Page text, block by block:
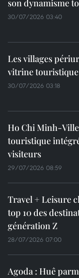
son dynamisme
30/07/2026 03:40
Les villages
vitrine
30/07/2026 03:18
Ho Chi Minh-
touristique
visiteurs
29/07/2026 08:59
Travel + Leisure
top 10 des
génération Z
28/07/2026 07:00
Agoda : Huê